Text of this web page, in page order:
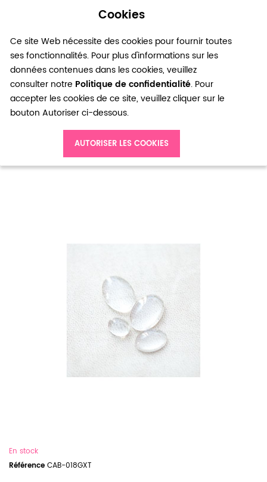
Cookies
Ce site Web nécessite des cookies pour fournir toutes
ses fonctionnalités. Pour plus d'informations sur les
données contenues dans les cookies, veuillez
consulter notre Politique de confidentialité. Pour
accepter les cookies de ce site, veuillez cliquer sur le
bouton Autoriser ci-dessous.
AUTORISER LES COOKIES
0
Cabochon en Verre Ovale 10-18mm Forme Mixte Transparent x 15pcs
En stock
Référence CAB-018GXT